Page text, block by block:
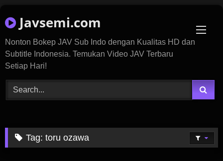
to
Javsemi.com
Nonton Bokep JAV Sub Indo dengan Kualitas HD dan
Subtitle Indonesia. Temukan Video JAV Terbaru
Setiap Hari!
Tag:toru ozawa